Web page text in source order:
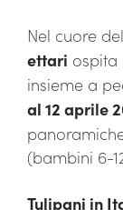
Nel cuore
ettari ospita
insieme a
al 12 aprile
(bambini 6-
Tulipani in